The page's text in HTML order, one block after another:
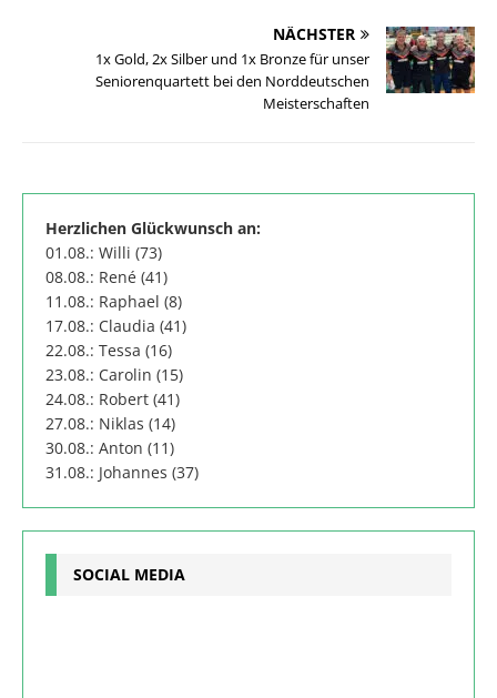
NÄCHSTER
1x Gold, 2x Silber und 1x Bronze für unser
Seniorenquartett bei den Norddeutschen
Meisterschaften
Herzlichen Glückwunsch an:
01.08.: Willi (73)
08.08.: René (41)
11.08.: Raphael (8)
17.08.: Claudia (41)
22.08.: Tessa (16)
23.08.: Carolin (15)
24.08.: Robert (41)
27.08.: Niklas (14)
30.08.: Anton (11)
31.08.: Johannes (37)
SOCIAL MEDIA